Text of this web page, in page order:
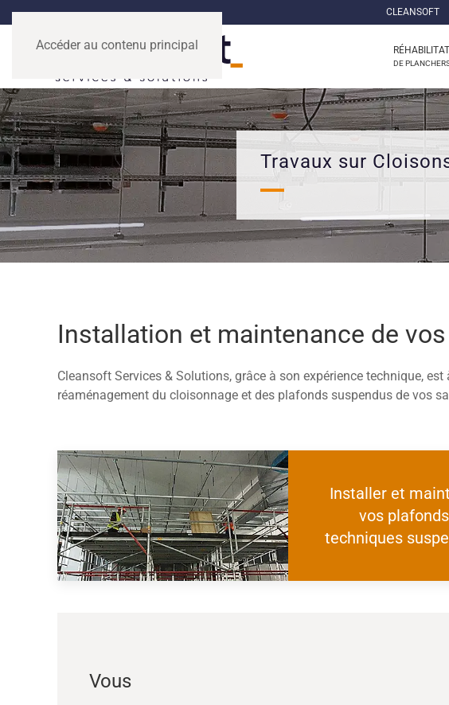
Accéder au contenu principal
CLEANSOFT
DE
Travaux sur
Installation et maintenance de
Cleansoft Services & Solutions, grâce à son expérience technique,
réaménagement du cloisonnage et des plafonds suspendus de vos
Installer et
vos plafonds
techniques
Vous